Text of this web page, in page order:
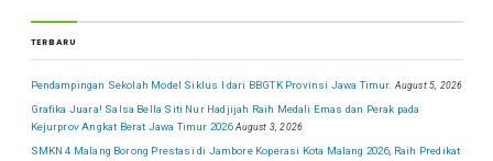
TERBARU
Pendampingan Sekolah Model Siklus I dari BBGTK Provinsi Jawa Timur. August 5, 2026
Grafika Juara! Salsa Bella Siti Nur Hadjijah Raih Medali Emas dan Perak pada
Kejurprov Angkat Berat Jawa Timur 2026 August 3, 2026
SMKN 4 Malang Borong Prestasi di Jambore Koperasi Kota Malang 2026, Raih Predikat